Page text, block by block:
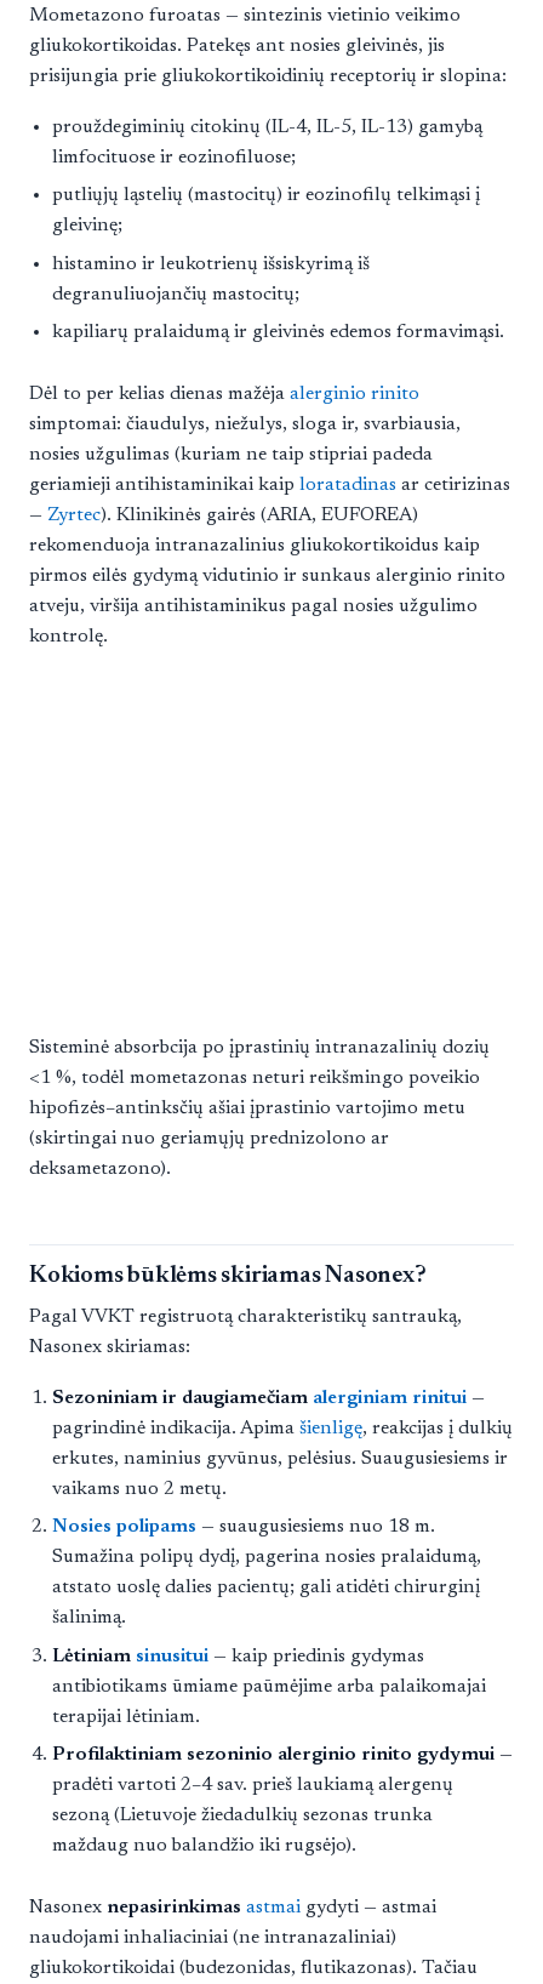
Mometazono furoatas — sintezinis vietinio veikimo
gliukokortikoidas. Patekęs ant nosies gleivinės, jis
prisijungia prie gliukokortikoidinių receptorių ir slopina:
prouždegiminių citokinų (IL-4, IL-5, IL-13) gamybą
limfocituose ir eozinofiluose;
putliųjų ląstelių (mastocitų) ir eozinofilų telkimąsi į
gleivinę;
histamino ir leukotrienų išsiskyrimą iš
degranuliuojančių mastocitų;
kapiliarų pralaidumą ir gleivinės edemos formavimąsi.
Dėl to per kelias dienas mažėja alerginio rinito
simptomai: čiaudulys, niežulys, sloga ir, svarbiausia,
nosies užgulimas (kuriam ne taip stipriai padeda
geriamieji antihistaminikai kaip loratadinas ar cetirizinas
— Zyrtec). Klinikinės gairės (ARIA, EUFOREA)
rekomenduoja intranazalinius gliukokortikoidus kaip
pirmos eilės gydymą vidutinio ir sunkaus alerginio rinito
atveju, viršija antihistaminikus pagal nosies užgulimo
kontrolę.
Sisteminė absorbcija po įprastinių intranazalinių dozių
<1 %, todėl mometazonas neturi reikšmingo poveikio
hipofizės–antinksčių ašiai įprastinio vartojimo metu
(skirtingai nuo geriamųjų prednizolono ar
deksametazono).
Kokioms būklėms skiriamas Nasonex?
Pagal VVKT registruotą charakteristikų santrauką,
Nasonex skiriamas:
Sezoniniam ir daugiamečiam alerginiam rinitui —
pagrindinė indikacija. Apimašienligę, reakcijas į dulkių
erkutes, naminius gyvūnus, pelėsius. Suaugusiesiems ir
vaikams nuo 2 metų.
Nosies polipams — suaugusiesiems nuo 18 m.
Sumažina polipų dydį, pagerina nosies pralaidumą,
atstato uoslę dalies pacientų; gali atidėti chirurginį
šalinimą.
Lėtiniam sinusitui — kaip priedinis gydymas
antibiotikams ūmiame paūmėjime arba palaikomajai
terapijai lėtiniam.
Profilaktiniam sezoninio alerginio rinito gydymui —
pradėti vartoti 2–4 sav. prieš laukiamą alergenų
sezoną (Lietuvoje žiedadulkių sezonas trunka
maždaug nuo balandžio iki rugsėjo).
Nasonex nepasirinkimas astmai gydyti — astmai
naudojami inhaliaciniai (ne intranazaliniai)
gliukokortikoidai (budezonidas, flutikazonas). Tačiau